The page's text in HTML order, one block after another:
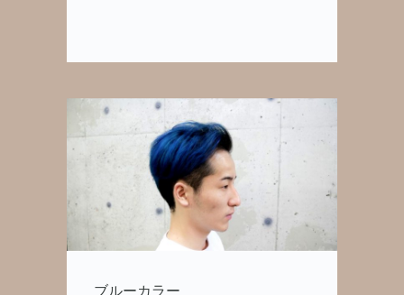
ブルーカラー